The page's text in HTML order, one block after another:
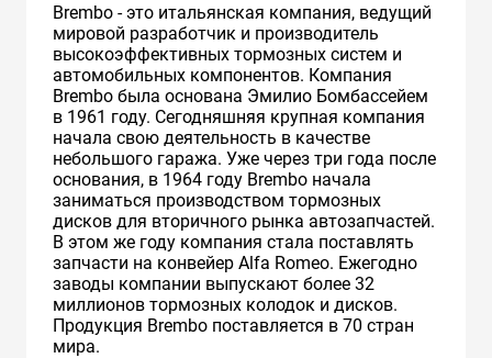
Brembo - это итальянская компания, ведущий
мировой разработчик и производитель
высокоэффективных тормозных систем и
автомобильных компонентов. Компания
Brembo была основана Эмилио Бомбассейем
в 1961 году. Сегодняшняя крупная компания
начала свою деятельность в качестве
небольшого гаража. Уже через три года после
основания, в 1964 году Brembo начала
заниматься производством тормозных
дисков для вторичного рынка автозапчастей.
В этом же году компания стала поставлять
запчасти на конвейер Alfa Romeo. Ежегодно
заводы компании выпускают более 32
миллионов тормозных колодок и дисков.
Продукция Brembo поставляется в 70 стран
мира.